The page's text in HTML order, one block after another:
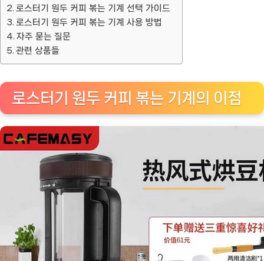
로스터기 원두 커피 볶는 기계 선택 가이드
로스터기 원두 커피 볶는 기계 사용 방법
자주 묻는 질문
관련 상품들
로스터기 원두 커피 볶는 기계의 이점